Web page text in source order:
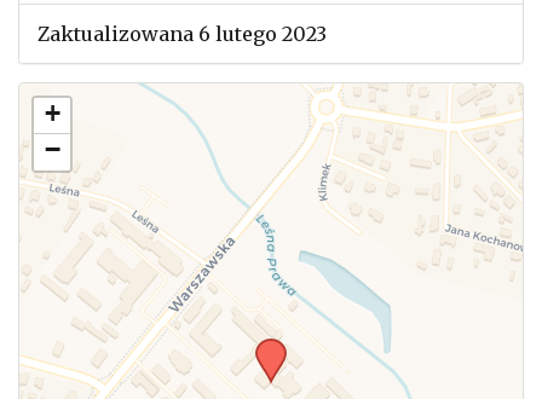
Zaktualizowana 6 lutego 2023
+
−